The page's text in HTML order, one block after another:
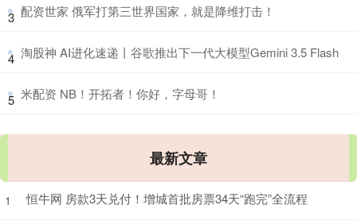
3 ​配资世家 俄军打第三世界国家，就是降维打击！
4 ​淘股神 AI进化速递丨谷歌推出下一代大模型Gemini 3.5 Flash
5 ​米配资 NB！开拓者！你好，字母哥！
最新文章
1 恒牛网 房款3天兑付！增城首批房票34天“跑完”全流程